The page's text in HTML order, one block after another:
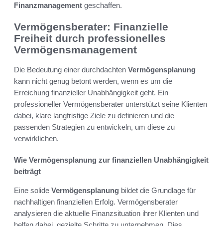
Finanzmanagement geschaffen.
Vermögensberater: Finanzielle
Freiheit durch professionelles
Vermögensmanagement
Die Bedeutung einer durchdachten Vermögensplanung
kann nicht genug betont werden, wenn es um die
Erreichung finanzieller Unabhängigkeit geht. Ein
professioneller Vermögensberater unterstützt seine Klienten
dabei, klare langfristige Ziele zu definieren und die
passenden Strategien zu entwickeln, um diese zu
verwirklichen.
Wie Vermögensplanung zur finanziellen Unabhängigkeit
beiträgt
Eine solide Vermögensplanung bildet die Grundlage für
nachhaltigen finanziellen Erfolg. Vermögensberater
analysieren die aktuelle Finanzsituation ihrer Klienten und